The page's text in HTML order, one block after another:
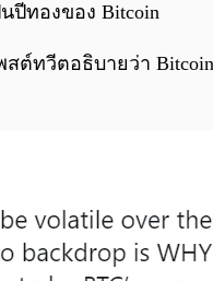
ปีทองของ Bitcoin
พสต์ทวีตอธิบายว่า